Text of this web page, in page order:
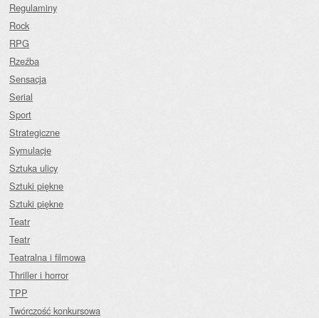
Regulaminy
Rock
RPG
Rzeźba
Sensacja
Serial
Sport
Strategiczne
Symulacje
Sztuka ulicy
Sztuki piękne
Sztuki piękne
Teatr
Teatr
Teatralna i filmowa
Thriller i horror
TPP
Twórczość konkursowa